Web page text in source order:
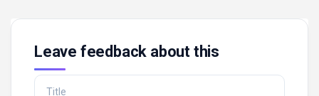
Leave feedback about this